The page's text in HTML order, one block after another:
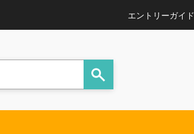
エントリーガイド